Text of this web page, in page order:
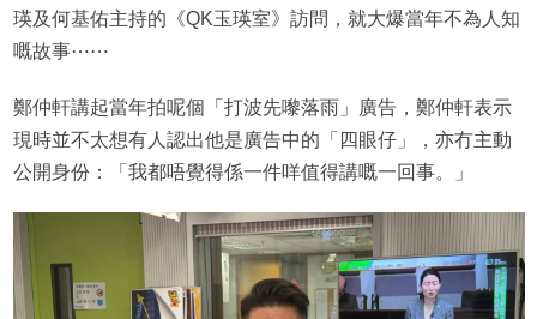
瑛及何基佑主持的《QK玉瑛室》訪問，就大爆當年不為人知
嘅故事⋯⋯
鄭仲軒講起當年拍呢個「打波先嚟落雨」廣告，鄭仲軒表示
現時並不太想有人認出他是廣告中的「四眼仔」，亦冇主動
公開身份：「我都唔覺得係一件咩值得講嘅一回事。」